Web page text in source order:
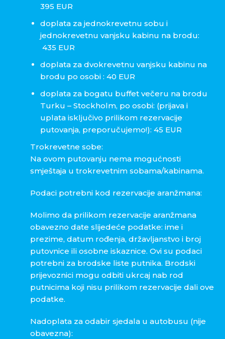
395 EUR
doplata za jednokrevetnu sobu i
jednokrevetnu vanjsku kabinu na brodu:
435 EUR
doplata za dvokrevetnu vanjsku kabinu na
brodu po osobi : 40 EUR
doplata za bogatu buffet večeru na brodu
Turku – Stockholm, po osobi: (prijava i
uplata isključivo prilikom rezervacije
putovanja, preporučujemo!): 45 EUR
Trokrevetne sobe:
Na ovom putovanju nema mogućnosti
smještaja u trokrevetnim sobama/kabinama.
Podaci potrebni kod rezervacije aranžmana:
Molimo da prilikom rezervacije aranžmana
obavezno date slijedeće podatke: ime i
prezime, datum rođenja, državljanstvo i broj
putovnice ili osobne iskaznice. Ovi su podaci
potrebni za brodske liste putnika. Brodski
prijevoznici mogu odbiti ukrcaj nab rod
putnicima koji nisu prilikom rezervacije dali ove
podatke.
Nadoplata za odabir sjedala u autobusu (nije
obavezna):